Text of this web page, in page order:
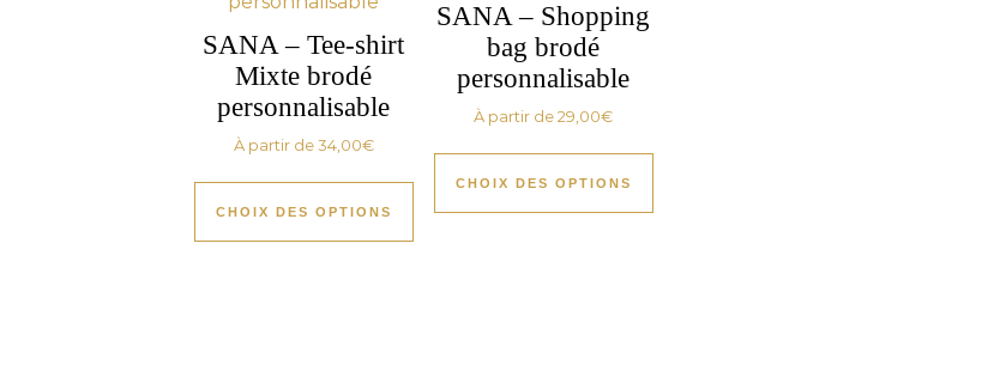
SANA – Tee-shirt
Mixte brodé
personnalisable
À partir de34,00€
CHOIX DES OPTIONS
SANA – Shopping
bag brodé
personnalisable
À partir de29,00€
CHOIX DES OPTIONS